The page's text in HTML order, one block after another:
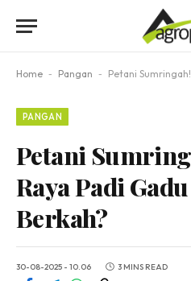
Home - Pangan - Petani Sumringah!
PANGAN
Petani
Raya Padi Gadu
Berkah?
30-08-2025 - 10.06 3 MINS READ